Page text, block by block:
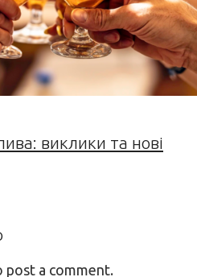
виклики та нові
post a comment.